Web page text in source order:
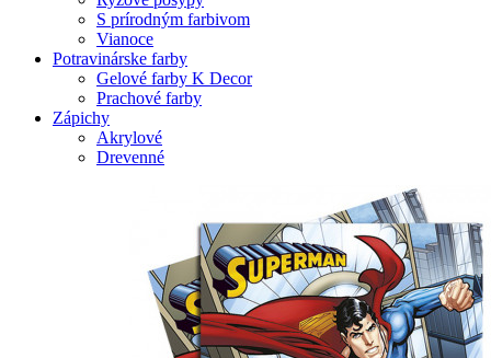
S prírodným farbivom
Vianoce
Potravinárske farby
Gelové farby K Decor
Prachové farby
Zápichy
Akrylové
Drevenné